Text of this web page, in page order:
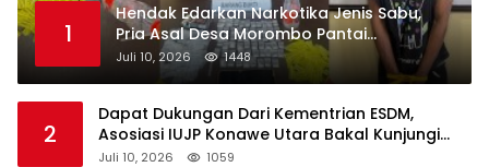
1
Hendak Edarkan Narkotika Jenis Sabu,
Pria Asal Desa Morombo Pantai
Diamankan Polisi
Juli 10, 2026 1448
2
Dapat Dukungan Dari Kementrian ESDM,
Asosiasi IUJP Konawe Utara Bakal Kunjungi
Pemegang IUP di Konut
Juli 10, 2026 1059